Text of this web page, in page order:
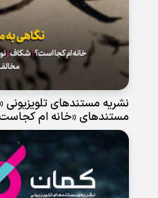
مستندهای «خانه ام
«عشق شعمدانی ها» و